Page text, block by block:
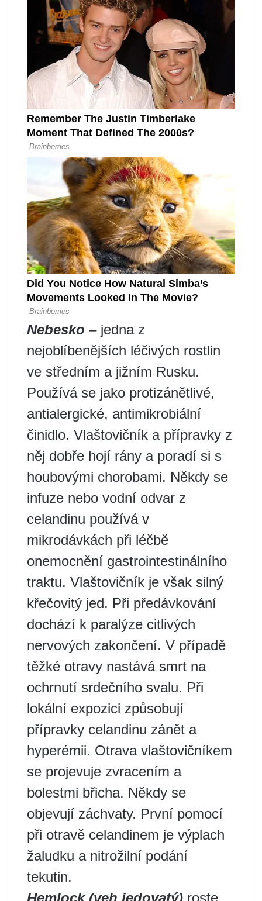
Nebesko – jedna z
nejoblíbenějších léčivých rostlin
ve středním a jižním Rusku.
Používá se jako protizánětlivé,
antialergické, antimikrobiální
činidlo. Vlaštovičník a přípravky z
něj dobře hojí rány a poradí si s
houbovými chorobami. Někdy se
infuze nebo vodní odvar z
celandinu používá v
mikrodávkách při léčbě
onemocnění gastrointestinálního
traktu. Vlaštovičník je však silný
křečovitý jed. Při předávkování
dochází k paralýze citlivých
nervových zakončení. V případě
těžké otravy nastává smrt na
ochrnutí srdečního svalu. Při
lokální expozici způsobují
přípravky celandinu zánět a
hyperémii. Otrava vlaštovičníkem
se projevuje zvracením a
bolestmi břicha. Někdy se
objevují záchvaty. První pomocí
při otravě celandinem je výplach
žaludku a nitrožilní podání
tekutin.